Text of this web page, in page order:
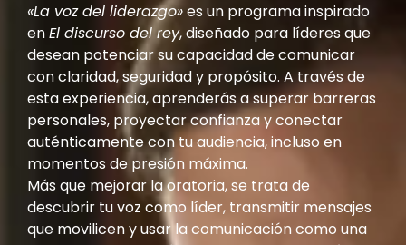
«La voz del liderazgo»es un programa inspirado
enEl discurso del rey, diseñado para líderes que
desean potenciar su capacidad de comunicar
con claridad, seguridad y propósito. A través de
esta experiencia, aprenderás a superar barreras
personales, proyectar confianza y conectar
auténticamente con tu audiencia, incluso en
momentos de presión máxima.
Más que mejorar la oratoria, se trata de
descubrir tu voz como líder, transmitir mensajes
que movilicen y usar la comunicación como una